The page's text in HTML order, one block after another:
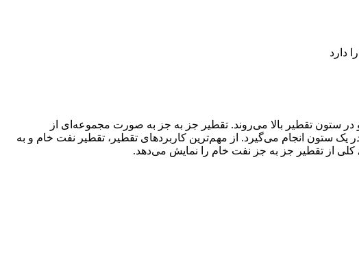
دارد
ستون تقطیر بالا می‌روند. تقطیر جز به جز به صورت مجموعه‌ای از
ستون انجام می‌گیرد. از مهم‌ترین کاربردهای تقطیر، تقطیر نفت خام و به